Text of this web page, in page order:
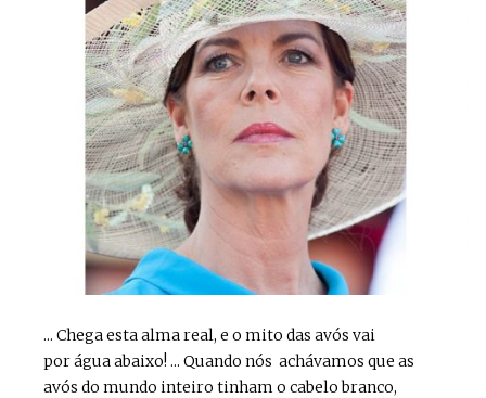
... Chega esta alma real, e o mito das avós vai
por água abaixo! ... Quando nós achávamos que as
avós do mundo inteiro tinham o cabelo branco,